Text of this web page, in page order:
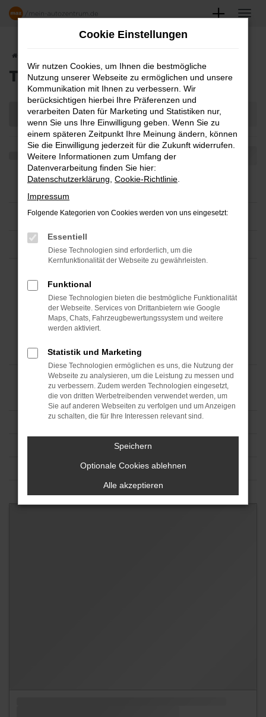
Zum
TEILEN
Cookie Einstellungen
Wir nutzen Cookies, um Ihnen die bestmögliche
Nutzung unserer Webseite zu ermöglichen und unsere
Kommunikation mit Ihnen zu verbessern. Wir
berücksichtigen hierbei Ihre Präferenzen und
verarbeiten Daten für Marketing und Statistiken nur,
wenn Sie uns Ihre Einwilligung geben. Wenn Sie zu
einem späteren Zeitpunkt Ihre Meinung ändern, können
Sie die Einwilligung jederzeit für die Zukunft widerrufen.
Weitere Informationen zum Umfang der
Datenverarbeitung finden Sie hier:
Datenschutzerklärung Cookie-Richtlinie
Impressum
Folgende Kategorien von Cookies werden von uns eingesetzt:
Essentiell
Diese Technologien sind erforderlich, um die
Kernfunktionalität der Webseite zu gewährleisten.
Funktional
Diese Technologien bieten die bestmögliche Funktionalität
der Webseite. Services von Drittanbietern wie Google
Maps, Chats, Fahrzeugbewertungssystem und weitere
werden aktiviert.
Statistik und Marketing
Diese Technologien ermöglichen es uns, die Nutzung der
Webseite zu analysieren, um die Leistung zu messen und
zu verbessern. Zudem werden Technologien eingesetzt,
die von dritten Werbetreibenden verwendet werden, um
Sie auf anderen Webseiten zu verfolgen und um Anzeigen
zu schalten, die für Ihre Interessen relevant sind.
Speichern
Optionale Cookies ablehnen
Alle akzeptieren